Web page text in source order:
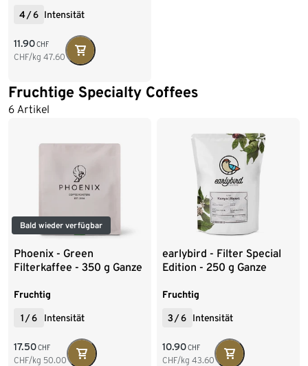
4/6 Intensität
11.90CHF
CHF/kg 47.60
Fruchtige Specialty Coffees
6 Artikel
Bald wieder verfügbar
Phoenix - Green
Filterkaffee - 350 g Ganze
Fruchtig
1 /6 Intensität
17.50CHF
CHF/kg 50.00
earlybird - Filter Special
Edition - 250 g Ganze
Fruchtig
3 /6 Intensität
10.90CHF
CHF/kg 43.60